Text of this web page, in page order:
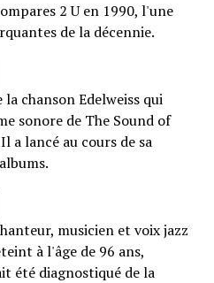
2 U en 1990, l'une
de la décennie.
chanson Edelweiss qui
sonore de The Sound of
a lancé au cours de sa
musicien et voix jazz
à l'âge de 96 ans,
été diagnostiqué de la